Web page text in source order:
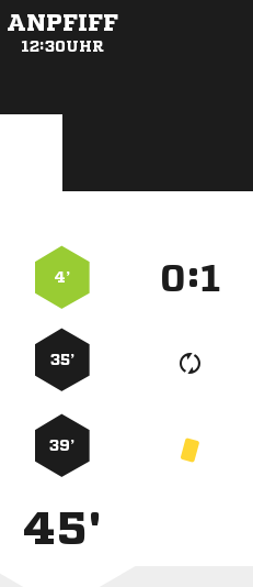
ANPFIFF
12:30UHR
4’ :
35’
39’
45'